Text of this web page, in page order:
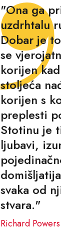
"Ona ga
uzdrhtalu
Dobar je
se
korijen
stoljeća
korijen s
preplesti
Stotinu je
ljubavi,
svaka od
stvara."
Richard Powers